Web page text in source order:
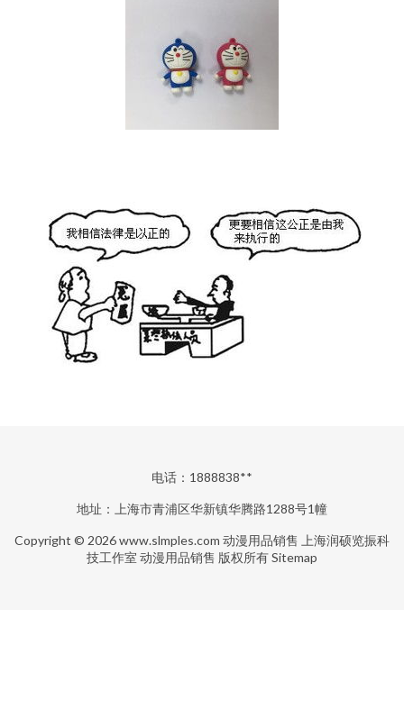
电话：1888838**
地址：上海市青浦区华新镇华腾路1288号1幢
Copyright © 2026www.slmples.com 动漫用品销售
上海润硕览振科
技工作室 动漫用品销售 版权所有Sitemap